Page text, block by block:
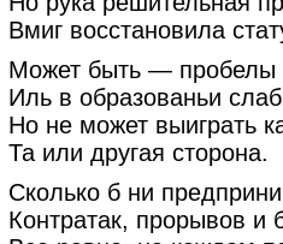
Вмиг восстановила
Может быть — пробелы
Иль в образованьи
Но не может выиграть
Та или другая сторона.
Сколько б ни
Контратак, прорывов и